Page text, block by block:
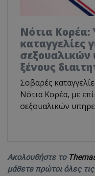
Νότια
καταγγελίες
ξένους
Σοβαρές
Νότια Κορέα, με
σεξουαλικών
Ακολουθήστε το
μάθετε πρώτοι όλες τις